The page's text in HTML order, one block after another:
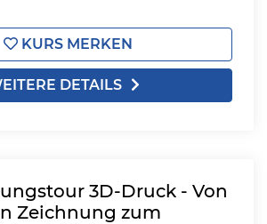
KURS MERKEN
DETAILS
3D-Druck - Von
Zeichnung zum